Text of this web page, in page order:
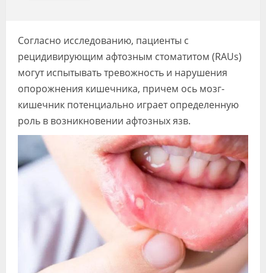
Форум
Клиники
Специалисты
Галерея
Блоги
Лаборатории
Согласно исследованию, пациенты с
рецидивирующим афтозным стоматитом (RAUs)
могут испытывать тревожность и нарушения
опорожнения кишечника, причем ось мозг-
кишечник потенциально играет определенную
роль в возникновении афтозных язв.